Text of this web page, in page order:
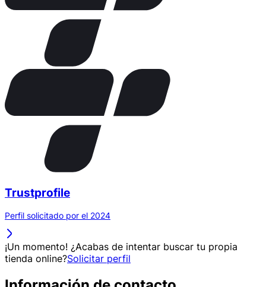
Trustprofile
Perfil solicitado por el 2024
¡Un momento! ¿Acabas de intentar buscar tu propia
tienda online?Solicitar perfil